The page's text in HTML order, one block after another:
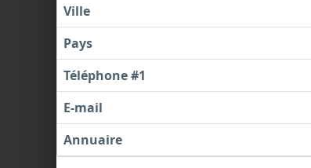
Ville
Pays
Téléphone #1
E-mail
Annuaire